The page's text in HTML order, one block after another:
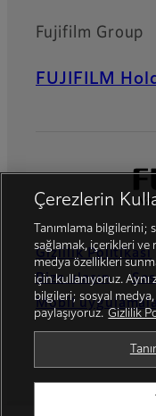
Fujifilm Group
FUJIFILM
Gizlilik Politikası
Bize ulaşın
Mobil
Global site
© FUJIFILM Dis
Çerezlerin
Tanımlama bilgilerini;
sağlamak, içerikleri ve
medya özellikleri
için kullanıyoruz. Aynı
bilgileri; sosyal medya,
paylaşıyoruz. Gizlilik